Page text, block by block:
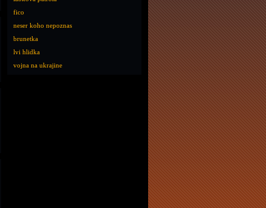
fico
neser koho nepoznas
brunetka
lvi hlidka
vojna na ukrajine